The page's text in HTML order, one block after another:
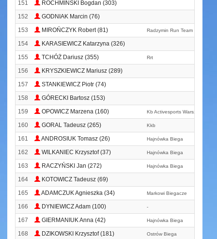
151
ROCHMIŃSKI Bogdan (303)
152
GODNIAK Marcin (76)
153
MIROŃCZYK Robert (81) Radzymin Run Team
154
KARASIEWICZ Katarzyna (326)
155
TCHÓŻ Dariusz (355) Rrt
156
KRYSZKIEWICZ Mariusz (289)
157
STANKIEWICZ Piotr (74)
158
GÓRECKI Bartosz (153)
159
OPOWICZ Marzena (160) Kb Activesports Warszawa
160 GORAL Tadeusz (265) Kkb
161 ANDROSIUK Tomasz (26) Hajnówka Biega
162 WILKANIEC Krzysztof (37) Hajnówka Biega
163 RACZYŃSKI Jan (272) Hajnówka Biega
164
KOTOWICZ Tadeusz (69)
165
ADAMCZUK Agnieszka (34) Markowi Biegacze
166 DYNIEWICZ Adam (100) -
167 GIERMANIUK Anna (42) Hajnówka Biega
168 DZIKOWSKI Krzysztof (181) Ostrów Biega